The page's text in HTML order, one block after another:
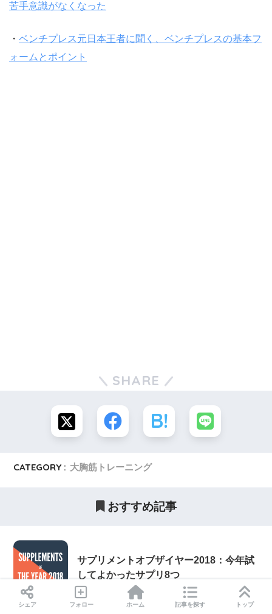
苦手意識がなくなった
・ ベンチプレス元日本王者に聞く、ベンチプレスの基本フ
ォームとポイント
SHARE
CATEGORY : 大胸筋トレーニング
おすすめ記事
サプリメントオブザイヤー2018：今年試
してよかったサプリ8つ
シェア フォロー ホーム 記事を探す トップ